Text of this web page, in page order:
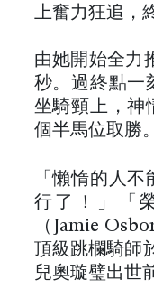
上奮力狂追，
由她開始全力
秒。過終點一
坐騎頸上，神
個半馬位取勝。
「懶惰的人
行了！」「
（Jamie
頂級跳欄騎師
兒奧璇璧出世